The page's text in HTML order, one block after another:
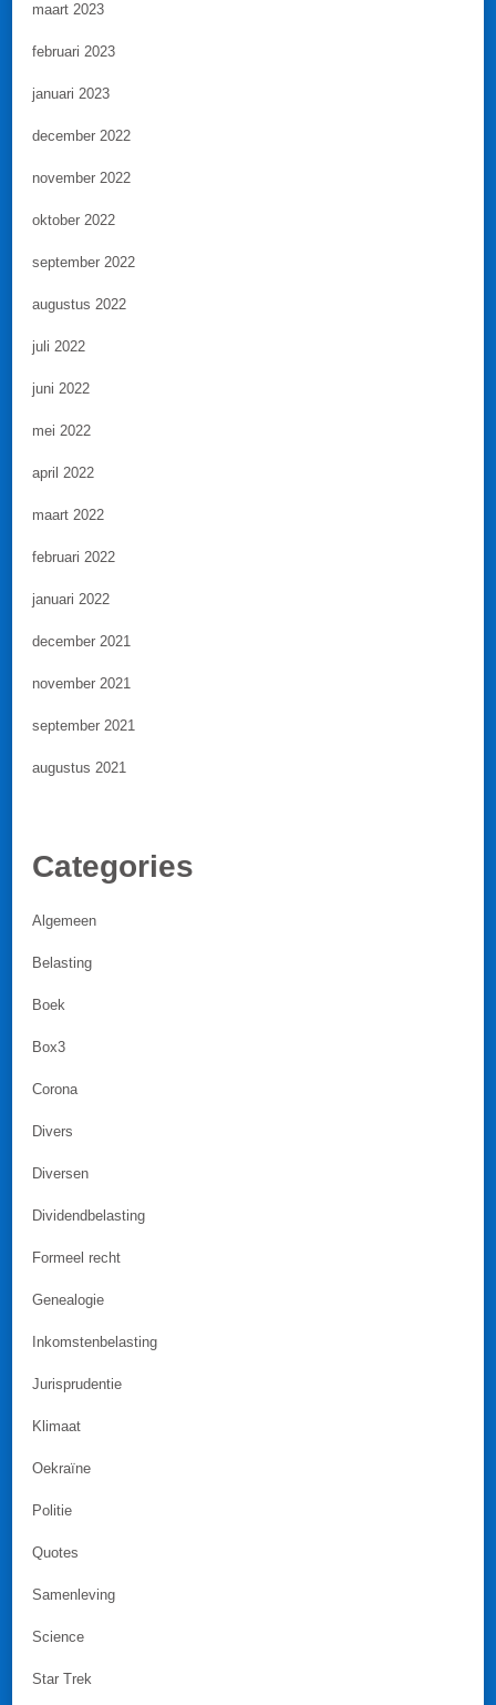
maart 2023
februari 2023
januari 2023
december 2022
november 2022
oktober 2022
september 2022
augustus 2022
juli 2022
juni 2022
mei 2022
april 2022
maart 2022
februari 2022
januari 2022
december 2021
november 2021
september 2021
augustus 2021
Categories
Algemeen
Belasting
Boek
Box3
Corona
Divers
Diversen
Dividendbelasting
Formeel recht
Genealogie
Inkomstenbelasting
Jurisprudentie
Klimaat
Oekraïne
Politie
Quotes
Samenleving
Science
Star Trek